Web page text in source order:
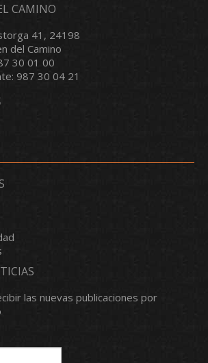
CAMINO
41, 24198
del Camino
30 01 00
987 30 04 21
las nuevas publicaciones por